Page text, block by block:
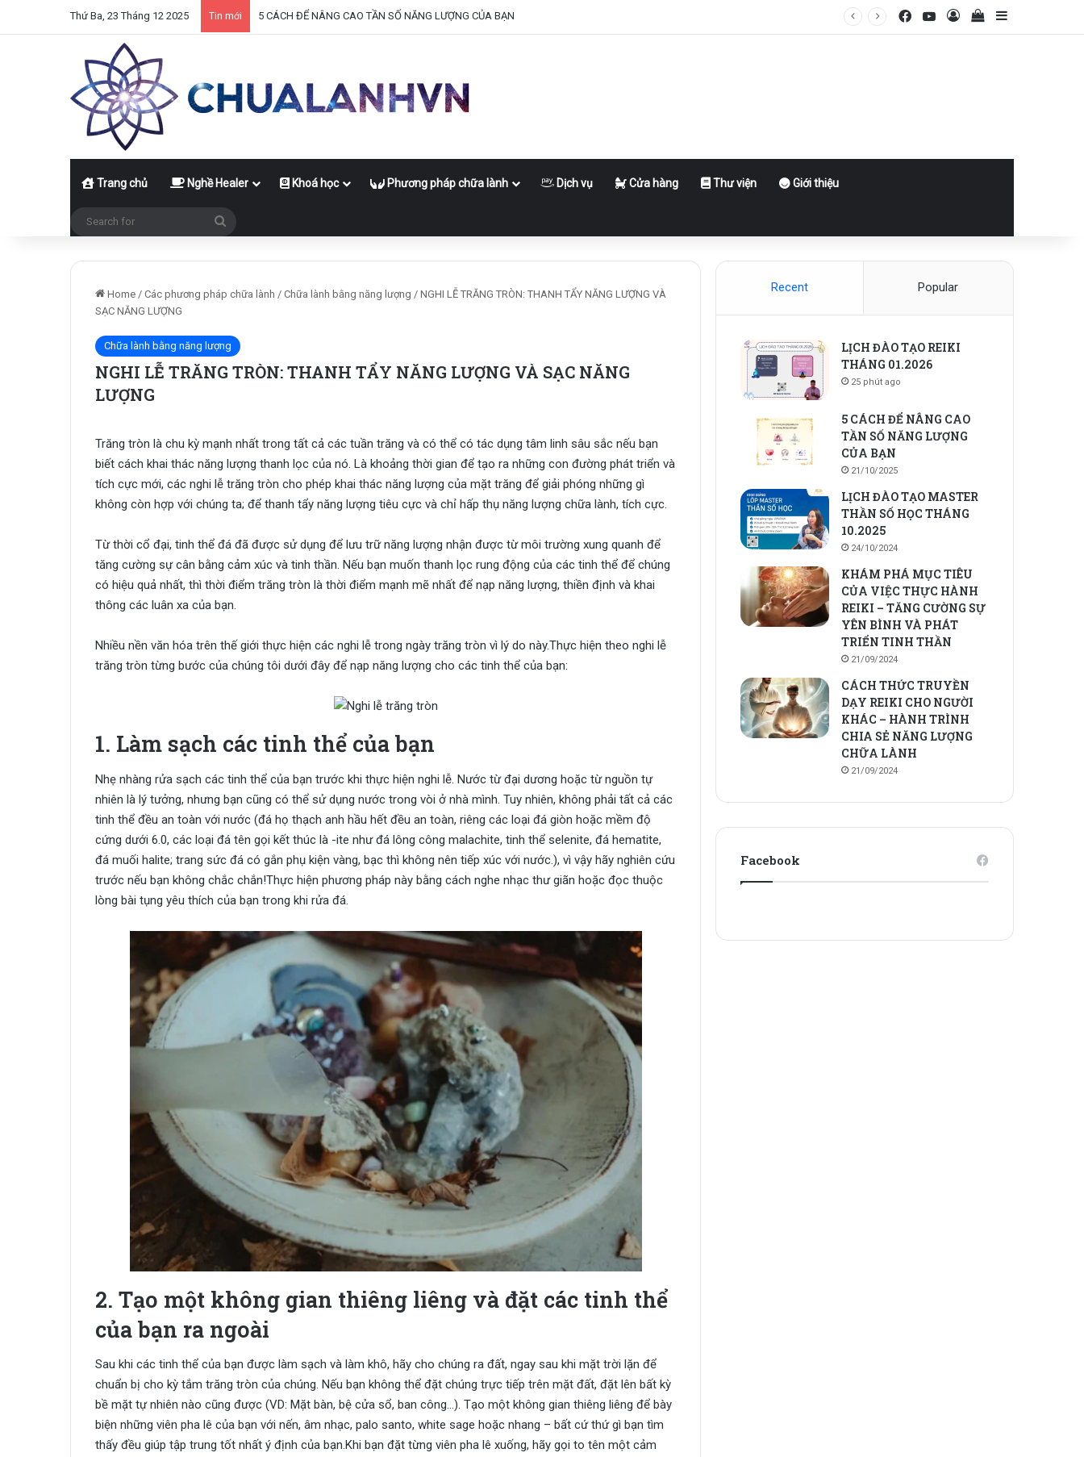
Thứ Ba, 23 Tháng 12 2025 Tin mới 5 CÁCH ĐỂ NÂNG CAO TẦN SỐ NĂNG LƯỢNG CỦA BẠN FacebookYouTube
Log InView your
Sidebar
Trang chủ Nghề Healer Khoá học Phương pháp chữa lành Dịch vụ Cửa hàng Thư viện Giới thiệu
Home / Các phương pháp chữa lành / Chữa lành bằng năng lượng / NGHI LỄ TRĂNG TRÒN: THANH TẨY NĂNG LƯỢNG VÀ
SẠC NĂNG LƯỢNG
Chữa lành bằng năng lượng
NGHI LỄ TRĂNG TRÒN: THANH TẨY NĂNG LƯỢNG VÀ SẠC NĂNG
LƯỢNG
Trăng tròn là chu kỳ mạnh nhất trong tất cả các tuần trăng và có thể có tác dụng tâm linh sâu sắc nếu bạn
biết cách khai thác năng lượng thanh lọc của nó. Là khoảng thời gian để tạo ra những con đường phát triển và
tích cực mới, các nghi lễ trăng tròn cho phép khai thác năng lượng của mặt trăng để giải phóng những gì
không còn hợp với chúng ta; để thanh tẩy năng lượng tiêu cực và chỉ hấp thụ năng lượng chữa lành, tích cực.
Từ thời cổ đại, tinh thể đá đã được sử dụng để lưu trữ năng lượng nhận được từ môi trường xung quanh để
tăng cường sự cân bằng cảm xúc và tinh thần. Nếu bạn muốn thanh lọc rung động của các tinh thể để chúng
có hiệu quả nhất, thì thời điểm trăng tròn là thời điểm mạnh mẽ nhất để nạp năng lượng, thiền định và khai
thông các luân xa của bạn.
Nhiều nền văn hóa trên thế giới thực hiện các nghi lễ trong ngày trăng tròn vì lý do này.Thực hiện theo nghi lễ
trăng tròn từng bước của chúng tôi dưới đây để nạp năng lượng cho các tinh thể của bạn:
1. Làm sạch các tinh thể của bạn
Nhẹ nhàng rửa sạch các tinh thể của bạn trước khi thực hiện nghi lễ. Nước từ đại dương hoặc từ nguồn tự
nhiên là lý tưởng, nhưng bạn cũng có thể sử dụng nước trong vòi ở nhà mình. Tuy nhiên, không phải tất cả các
tinh thể đều an toàn với nước (đá họ thạch anh hầu hết đều an toàn, riêng các loại đá giòn hoặc mềm độ
cứng dưới 6.0, các loại đá tên gọi kết thúc là -ite như đá lông công malachite, tinh thể selenite, đá hematite,
đá muối halite; trang sức đá có gắn phụ kiện vàng, bạc thì không nên tiếp xúc với nước.), vì vậy hãy nghiên cứu
trước nếu bạn không chắc chắn!Thực hiện phương pháp này bằng cách nghe nhạc thư giãn hoặc đọc thuộc
lòng bài tụng yêu thích của bạn trong khi rửa đá.
2. Tạo một không gian thiêng liêng và đặt các tinh thể
của bạn ra ngoài
Sau khi các tinh thể của bạn được làm sạch và làm khô, hãy cho chúng ra đất, ngay sau khi mặt trời lặn để
chuẩn bị cho kỳ tắm trăng tròn của chúng. Nếu bạn không thể đặt chúng trực tiếp trên mặt đất, đặt lên bất kỳ
bề mặt tự nhiên nào cũng được (VD: Mặt bàn, bệ cửa sổ, ban công…). Tạo một không gian thiêng liêng để bày
biện những viên pha lê của bạn với nến, âm nhạc, palo santo, white sage hoặc nhang – bất cứ thứ gì bạn tìm
thấy đều giúp tập trung tốt nhất ý định của bạn.Khi bạn đặt từng viên pha lê xuống, hãy gọi to tên một cảm
Recent Popular
LỊCH ĐÀO TẠO REIKI
THÁNG 01.2026
25 phút ago
5 CÁCH ĐỂ NÂNG CAO
TẦN SỐ NĂNG LƯỢNG
CỦA BẠN
21/10/2025
LỊCH ĐÀO TẠO MASTER
THẦN SỐ HỌC THÁNG
10.2025
24/10/2024
KHÁM PHÁ MỤC TIÊU
CỦA VIỆC THỰC HÀNH
REIKI – TĂNG CƯỜNG SỰ
YÊN BÌNH VÀ PHÁT
TRIỂN TINH THẦN
21/09/2024
CÁCH THỨC TRUYỀN
DẠY REIKI CHO NGƯỜI
KHÁC – HÀNH TRÌNH
CHIA SẺ NĂNG LƯỢNG
CHỮA LÀNH
21/09/2024
Facebook